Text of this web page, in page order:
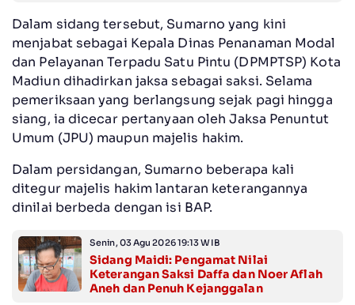
‎Dalam sidang tersebut, Sumarno yang kini
menjabat sebagai Kepala Dinas Penanaman Modal
dan Pelayanan Terpadu Satu Pintu (DPMPTSP) Kota
Madiun dihadirkan jaksa sebagai saksi. Selama
pemeriksaan yang berlangsung sejak pagi hingga
siang, ia dicecar pertanyaan oleh Jaksa Penuntut
Umum (JPU) maupun majelis hakim.
‎Dalam persidangan, Sumarno beberapa kali
ditegur majelis hakim lantaran keterangannya
dinilai berbeda dengan isi BAP.
Senin, 03 Agu 2026 19:13 WIB
Sidang Maidi: Pengamat Nilai
Keterangan Saksi Daffa dan Noer Aflah
Aneh dan Penuh Kejanggalan